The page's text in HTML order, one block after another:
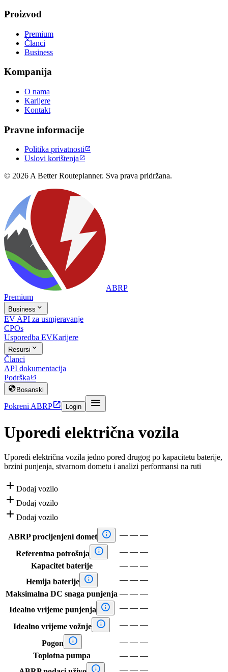
Proizvod
Premium
Članci
Business
Kompanija
O nama
Karijere
Kontakt
Pravne informacije
Politika privatnosti
Uslovi korištenja
© 2026 A Better Routeplanner. Sva prava pridržana.
ABRP
Premium
Business 
EV API za usmjeravanje
CPOs
Usporedba EVKarijere
Resursi 
Članci
API dokumentacija
Podrška
 Bosanski
Pokreni ABRP Login 
Uporedi električna vozila
Uporedi električna vozila jedno pored drugog po kapacitetu baterije,
brzini punjenja, stvarnom dometu i analizi performansi na ruti
 Dodaj vozilo
 Dodaj vozilo
 Dodaj vozilo
ABRP procijenjeni domet  — — —
Referentna potrošnja  — — —
Kapacitet baterije
— — —
Hemija baterije
 — — —
Maksimalna DC snaga punjenja — — —
Idealno vrijeme punjenja
 — — —
Idealno vrijeme vožnje  — — —
Pogon  — — —
Toplotna pumpa
— — —
 — — —